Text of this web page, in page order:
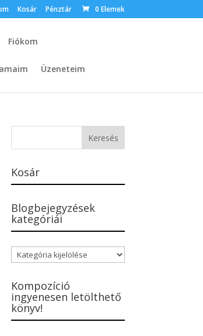
Kosár Pénztár 0 Elemek
Fiókom
Üzeneteim
Kosár
Blogbejegyzések
kategóriái
Blogbejegyzések
kategóriái
Kompozíció
ingyenesen letölthető
könyv!